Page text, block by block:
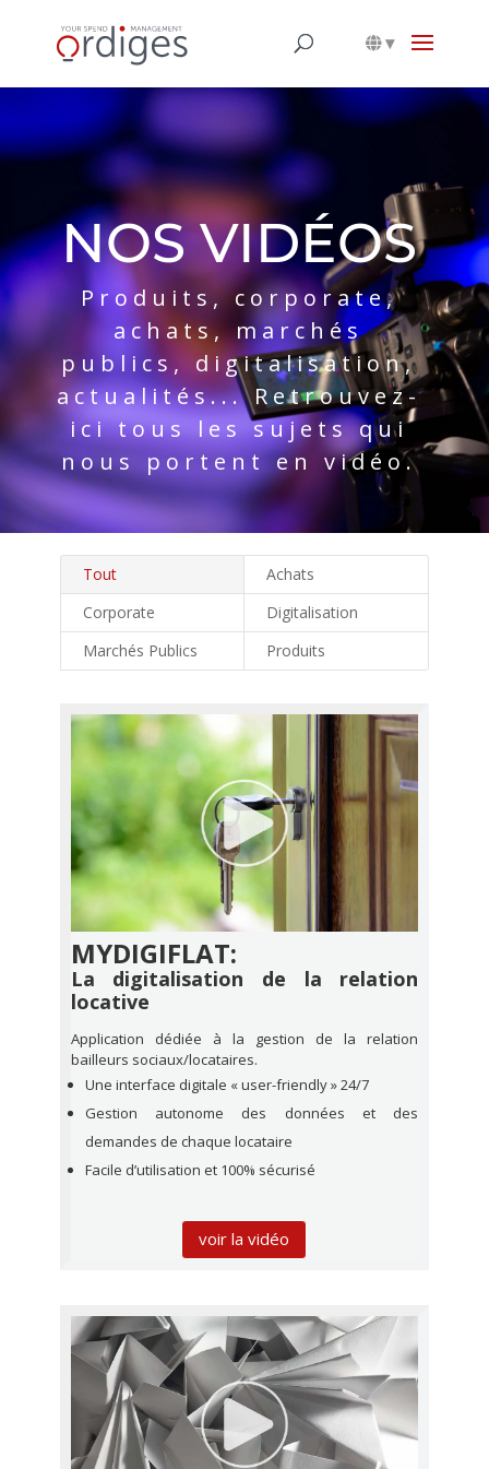
▾
NOS VIDÉOS
Produits, corporate,
achats, marchés
publics, digitalisation,
actualités... Retrouvez-
ici tous les sujets qui
nous portent en vidéo.
Tout
Achats
Corporate
Digitalisation
Marchés Publics
Produits
MYDIGIFLAT:
La digitalisation de la relation
locative
Application dédiée à la gestion de la relation
bailleurs sociaux/locataires.
Une interface digitale « user-friendly » 24/7
Gestion autonome des données et des
demandes de chaque locataire
Facile d’utilisation et 100% sécurisé
voir la vidéo